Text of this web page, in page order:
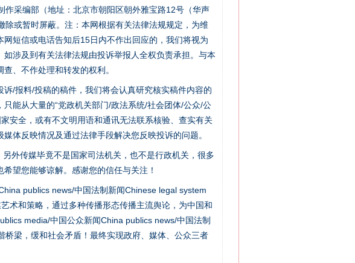
采编部（地址：北京市朝阳区朝外雅宝路12号（华声
或暂时屏蔽。注：本网根据有关法律法规规定，为维
短信或电话告知后15日内不作出回应的，我们将视为
涉及到有关法律法规由投诉举报人全权负责承担。与本
、不作处理和转发的权利。
/报料/投稿的稿件，我们将会认真研究核实稿件内容的
能从大量的“党政机关部门/政法系统/社会团体/公众/公
安全，或有不文明用语和通讯无法联系核验、查实有关
体反映情况及通过法律手段解决您反映投诉的问题。
外传媒毕竟不是国家司法机关，也不是行政机关，很多
望您能够谅解。感谢您的信任与关注！
publics news/中国法制新闻Chinese legal system
术和策略，通过多种传播形态传播主流舆论，为中国和
media/中国公众新闻China publics news/中国法制
梁，缓和社会矛盾！最终实现政府、媒体、公众三者
“神药”背后的真相
法官巧妙执行解纠纷